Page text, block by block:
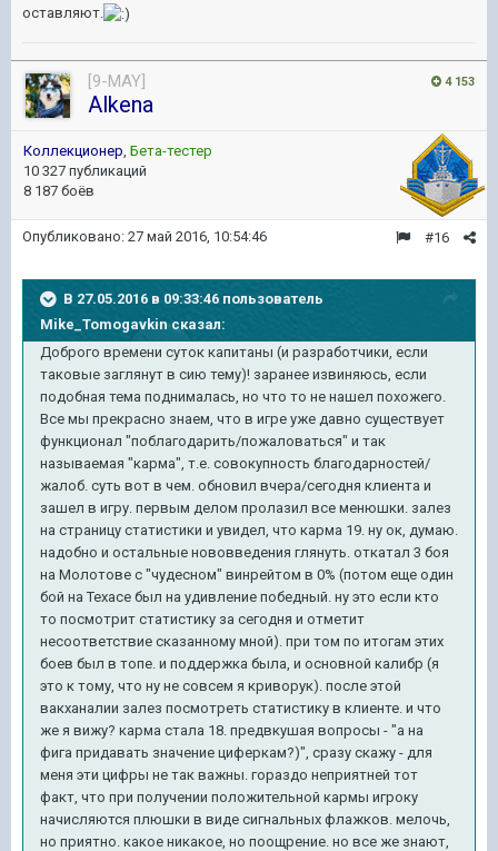
оставляют.
4 153
[9-MAY]
Alkena
Коллекционер, Бета-тестер
10 327 публикаций
8 187 боёв
#16
Опубликовано: 27 май 2016, 10:54:46
В 27.05.2016 в 09:33:46 пользователь
Mike_Tomogavkin сказал:
Доброго времени суток капитаны (и разработчики, если
таковые заглянут в сию тему)! заранее извиняюсь, если
подобная тема поднималась, но что то не нашел похожего.
Все мы прекрасно знаем, что в игре уже давно существует
функционал "поблагодарить/пожаловаться" и так
называемая "карма", т.е. совокупность благодарностей/
жалоб. суть вот в чем. обновил вчера/сегодня клиента и
зашел в игру. первым делом пролазил все менюшки. залез
на страницу статистики и увидел, что карма 19. ну ок, думаю.
надобно и остальные нововведения глянуть. откатал 3 боя
на Молотове с "чудесном" винрейтом в 0% (потом еще один
бой на Техасе был на удивление победный. ну это если кто
то посмотрит статистику за сегодня и отметит
несоответствие сказанному мной). при том по итогам этих
боев был в топе. и поддержка была, и основной калибр (я
это к тому, что ну не совсем я криворук). после этой
вакханалии залез посмотреть статистику в клиенте. и что
же я вижу? карма стала 18. предвкушая вопросы - "а на
фига придавать значение циферкам?)", сразу скажу - для
меня эти цифры не так важны. гораздо неприятней тот
факт, что при получении положительной кармы игроку
начисляются плюшки в виде сигнальных флажков. мелочь,
но приятно. какое никакое, но поощрение. но все же знают,